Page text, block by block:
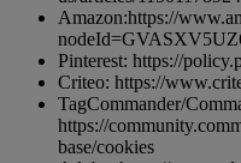
Amazon:https://
Pinterest: https://
Criteo: https://
TagCommander/
https://
base/cookies